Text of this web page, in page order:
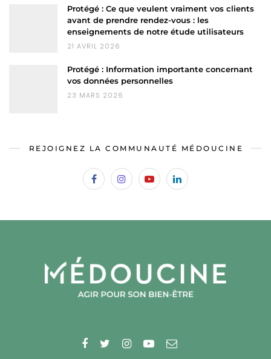
Protégé : Ce que veulent vraiment vos clients
avant de prendre rendez-vous : les
enseignements de notre étude utilisateurs
21 AVRIL 2026
Protégé : Information importante concernant
vos données personnelles
23 MARS 2026
REJOIGNEZ LA COMMUNAUTÉ MÉDOUCINE